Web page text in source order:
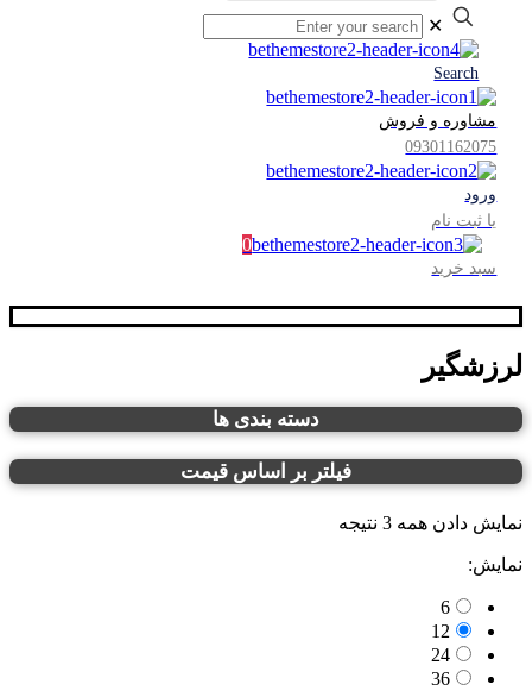
✕
Search
مشاوره و فروش
09301162075
ورود
یا ثبت نام
0
سبد خرید
لرزشگیر
دسته بندی ها
فیلتر بر اساس قیمت
نمایش دادن همه 3 نتیجه
نمایش:
6
12
24
36